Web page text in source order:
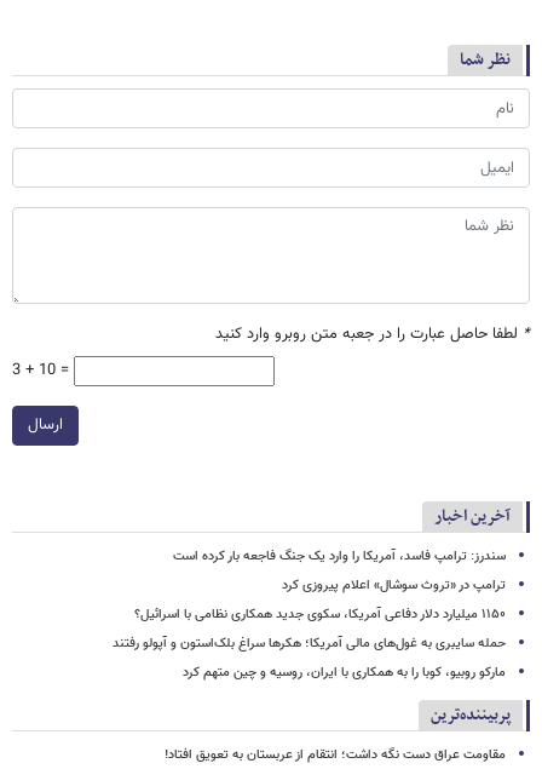
نظر شما
* لطفا حاصل عبارت را در جعبه متن روبرو وارد کنید
3 + 10 =
ارسال
آخرین اخبار
سندرز: ترامپ فاسد، آمریکا را وارد یک جنگ فاجعه بار کرده است
ترامپ در «تروث سوشال» اعلام پیروزی کرد
۱۱۵۰ میلیارد دلار دفاعی آمریکا، سکوی جدید همکاری نظامی با اسرائیل؟
حمله سایبری به غول‌های مالی آمریکا؛ هکرها سراغ بلک‌استون و آپولو رفتند
مارکو روبیو، کوبا را به همکاری با ایران، روسیه و چین متهم کرد
پربیننده‌ترین
مقاومت عراق دست نگه داشت؛ انتقام از عربستان به تعویق افتاد!